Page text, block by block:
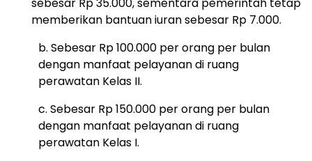
memberikan bantuan iuran sebesar Rp 7.000.
b. Sebesar Rp 100.000 per orang per bulan
dengan manfaat pelayanan di ruang
perawatan Kelas II.
c. Sebesar Rp 150.000 per orang per bulan
dengan manfaat pelayanan di ruang
perawatan Kelas I.